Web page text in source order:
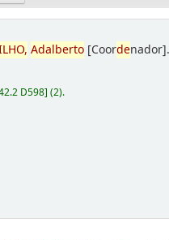
Adalberto [Coordenador].
D598](2).